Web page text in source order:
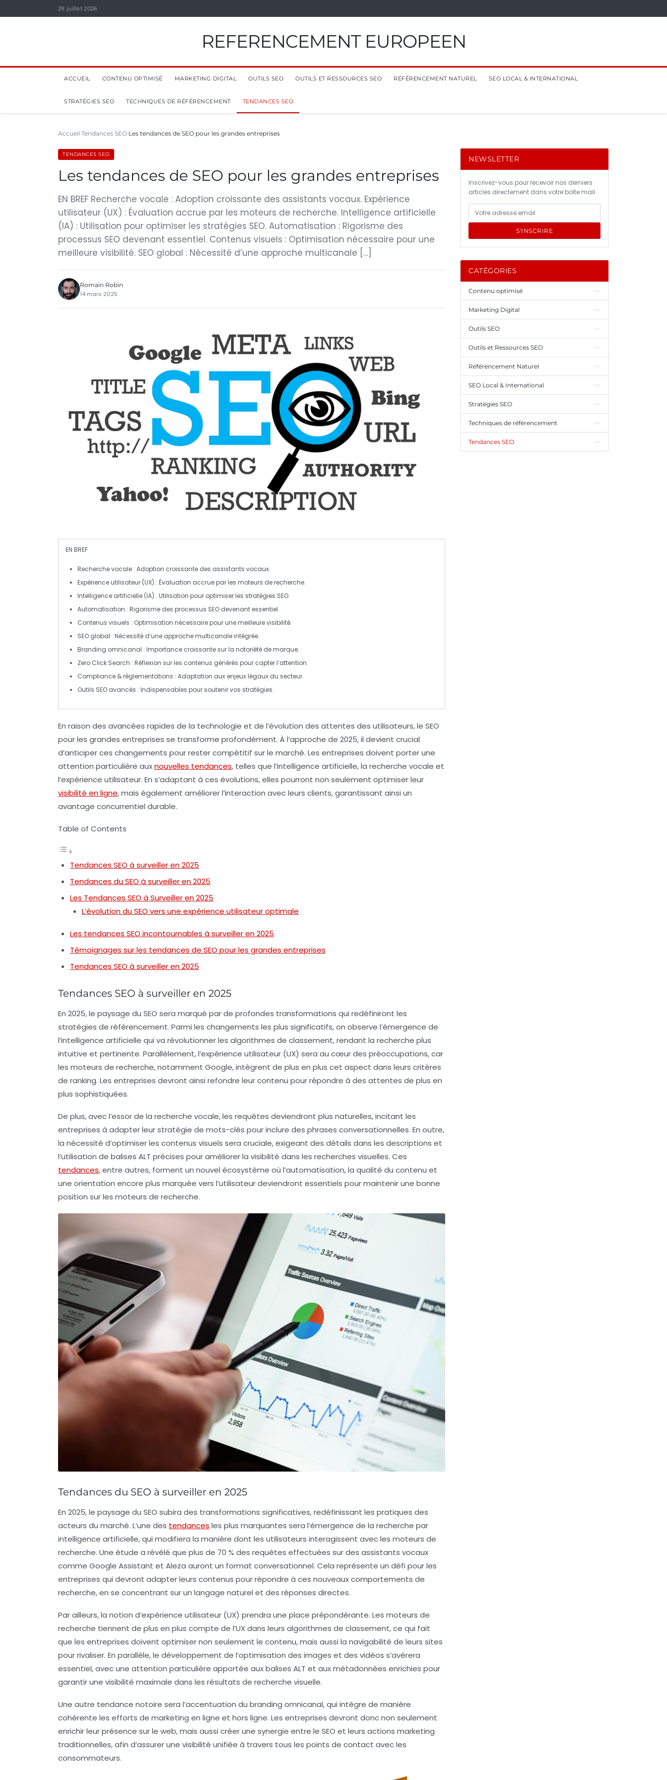
29 juillet 2026
REFERENCEMENT EUROPEEN
ACCUEIL CONTENU OPTIMISÉ MARKETING DIGITAL OUTILS SEO OUTILS ET RESSOURCES SEO RÉFÉRENCEMENT NATUREL SEO LOCAL & INTERNATIONAL
STRATÉGIES SEO TECHNIQUES DE RÉFÉRENCEMENT TENDANCES SEO
Accueil Tendances SEO Les tendances de SEO pour les grandes entreprises
TENDANCES SEO
Les tendances de SEO pour les grandes entreprises
EN BREF Recherche vocale : Adoption croissante des assistants vocaux. Expérience
utilisateur (UX) : Évaluation accrue par les moteurs de recherche. Intelligence artificielle
(IA) : Utilisation pour optimiser les stratégies SEO. Automatisation : Rigorisme des
processus SEO devenant essentiel. Contenus visuels : Optimisation nécessaire pour une
meilleure visibilité. SEO global : Nécessité d’une approche multicanale […]
Romain Robin
14 mars 2025
EN BREF
Recherche vocale : Adoption croissante des assistants vocaux.
Expérience utilisateur (UX) : Évaluation accrue par les moteurs de recherche.
Intelligence artificielle (IA) : Utilisation pour optimiser les stratégies SEO.
Automatisation : Rigorisme des processus SEO devenant essentiel.
Contenus visuels : Optimisation nécessaire pour une meilleure visibilité.
SEO global : Nécessité d’une approche multicanale intégrée.
Branding omnicanal : Importance croissante sur la notoriété de marque.
Zero Click Search : Réflexion sur les contenus générés pour capter l’attention.
Compliance & réglementations : Adaptation aux enjeux légaux du secteur.
Outils SEO avancés : Indispensables pour soutenir vos stratégies.
En raison des avancées rapides de la technologie et de l’évolution des attentes des utilisateurs, le SEO
pour les grandes entreprises se transforme profondément. À l’approche de 2025, il devient crucial
d’anticiper ces changements pour rester compétitif sur le marché. Les entreprises doivent porter une
attention particulière auxnouvelles tendances, telles que l’intelligence artificielle, la recherche vocale et
l’expérience utilisateur. En s’adaptant à ces évolutions, elles pourront non seulement optimiser leur
visibilité en ligne, mais également améliorer l’interaction avec leurs clients, garantissant ainsi un
avantage concurrentiel durable.
Table of Contents
Tendances SEO à surveiller en 2025
Tendances du SEO à surveiller en 2025
Les Tendances SEO à Surveiller en 2025
L’évolution du SEO vers une expérience utilisateur optimale
Les tendances SEO incontournables à surveiller en 2025
Témoignages sur les tendances de SEO pour les grandes entreprises
Tendances SEO à surveiller en 2025
Tendances SEO à surveiller en 2025
En 2025, le paysage du SEO sera marqué par de profondes transformations qui redéfiniront les
stratégies de référencement. Parmi les changements les plus significatifs, on observe l’émergence de
l’intelligence artificielle qui va révolutionner les algorithmes de classement, rendant la recherche plus
intuitive et pertinente. Parallèlement, l’expérience utilisateur (UX) sera au cœur des préoccupations, car
les moteurs de recherche, notamment Google, intègrent de plus en plus cet aspect dans leurs critères
de ranking. Les entreprises devront ainsi refondre leur contenu pour répondre à des attentes de plus en
plus sophistiquées.
De plus, avec l’essor de la recherche vocale, les requêtes deviendront plus naturelles, incitant les
entreprises à adapter leur stratégie de mots-clés pour inclure des phrases conversationnelles. En outre,
la nécessité d’optimiser les contenus visuels sera cruciale, exigeant des détails dans les descriptions et
l’utilisation de balises ALT précises pour améliorer la visibilité dans les recherches visuelles. Ces
tendances, entre autres, forment un nouvel écosystème où l’automatisation, la qualité du contenu et
une orientation encore plus marquée vers l’utilisateur deviendront essentiels pour maintenir une bonne
position sur les moteurs de recherche.
Tendances du SEO à surveiller en 2025
En 2025, le paysage du SEO subira des transformations significatives, redéfinissant les pratiques des
acteurs du marché. L’une des tendances les plus marquantes sera l’émergence de la recherche par
intelligence artificielle, qui modifiera la manière dont les utilisateurs interagissent avec les moteurs de
recherche. Une étude a révélé que plus de 70 % des requêtes effectuées sur des assistants vocaux
comme Google Assistant et Aleza auront un format conversationnel. Cela représente un défi pour les
entreprises qui devront adapter leurs contenus pour répondre à ces nouveaux comportements de
recherche, en se concentrant sur un langage naturel et des réponses directes.
Par ailleurs, la notion d’expérience utilisateur (UX) prendra une place prépondérante. Les moteurs de
recherche tiennent de plus en plus compte de l’UX dans leurs algorithmes de classement, ce qui fait
que les entreprises doivent optimiser non seulement le contenu, mais aussi la navigabilité de leurs sites
pour rivaliser. En parallèle, le développement de l’optimisation des images et des vidéos s’avérera
essentiel, avec une attention particulière apportée aux balises ALT et aux métadonnées enrichies pour
garantir une visibilité maximale dans les résultats de recherche visuelle.
Une autre tendance notoire sera l’accentuation du branding omnicanal, qui intègre de manière
cohérente les efforts de marketing en ligne et hors ligne. Les entreprises devront donc non seulement
enrichir leur présence sur le web, mais aussi créer une synergie entre le SEO et leurs actions marketing
traditionnelles, afin d’assurer une visibilité unifiée à travers tous les points de contact avec les
consommateurs.
NEWSLETTER
Inscrivez-vous pour recevoir nos derniers
articles directement dans votre boîte mail.
S'INSCRIRE
CATÉGORIES
Contenu optimisé
Marketing Digital
Outils SEO
Outils et Ressources SEO
Référencement Naturel
SEO Local & International
Stratégies SEO
Techniques de référencement
Tendances SEO